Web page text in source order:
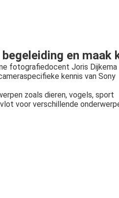
en
fotografiedocent Joris Dijkema
kennis van Sony
zoals dieren, vogels, sport
voor verschillende